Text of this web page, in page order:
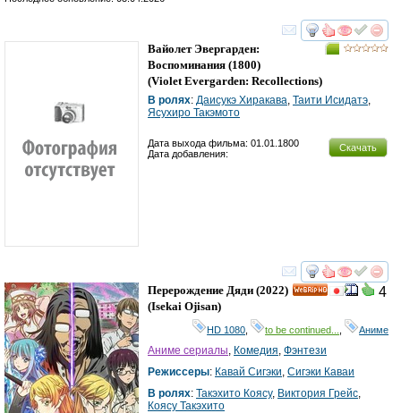
смотреть
Вайолет Эвергарден:
Воспоминания (1800)
(Violet Evergarden: Recollections)
В ролях: Даисукэ Хиракава Таити Исидатэ
Ясухиро Такэмото
Скачать
Дата выхода фильма: 01.01.1800
Дата добавления:
смотреть
4
Перерождение Дяди (2022)
(Isekai Ojisan)
HD 1080 to be continued... Аниме
Аниме сериалы Комедия Фэнтези
Режиссеры: Кавай Сигэки Сигэки Каваи
В ролях: Такэхито Коясу, Виктория Грейс
Коясу Такэхито